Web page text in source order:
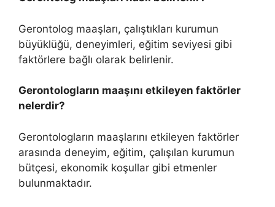
Gerontolog maaşları, çalıştıkları kurumun
büyüklüğü, deneyimleri, eğitim seviyesi gibi
faktörlere bağlı olarak belirlenir.
Gerontologların maaşını etkileyen faktörler
nelerdir?
Gerontologların maaşlarını etkileyen faktörler
arasında deneyim, eğitim, çalışılan kurumun
bütçesi, ekonomik koşullar gibi etmenler
bulunmaktadır.